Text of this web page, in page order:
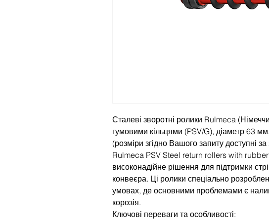
Сталеві зворотні ролики Rulmeca
гумовими кільцями (PSV/G), діаметр 63
(розміри згідно Вашого запиту доступні
Rulmeca PSV Steel return rollers with
високонадійне рішення для підтримки
конвеєра. Ці ролики спеціально
умовах, де основними проблемами є
корозія.
Ключові переваги та особливості: